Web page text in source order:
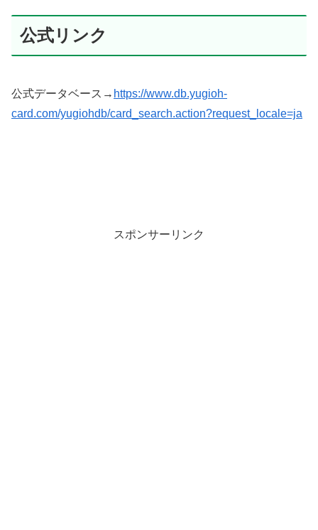
公式リンク
公式データベース→ https://www.db.yugioh-
card.com/yugiohdb/card_search.action?request_locale=ja
スポンサーリンク